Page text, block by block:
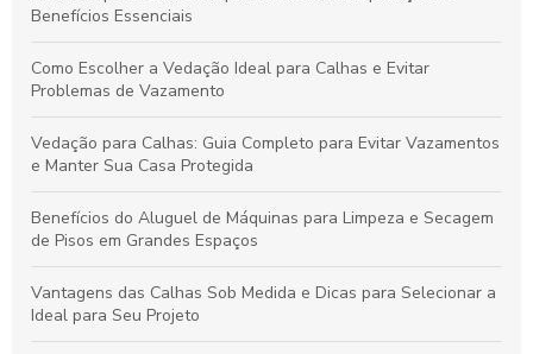
Benefícios Essenciais
Como Escolher a Vedação Ideal para Calhas e Evitar
Problemas de Vazamento
Vedação para Calhas: Guia Completo para Evitar Vazamentos
e Manter Sua Casa Protegida
Benefícios do Aluguel de Máquinas para Limpeza e Secagem
de Pisos em Grandes Espaços
Vantagens das Calhas Sob Medida e Dicas para Selecionar a
Ideal para Seu Projeto